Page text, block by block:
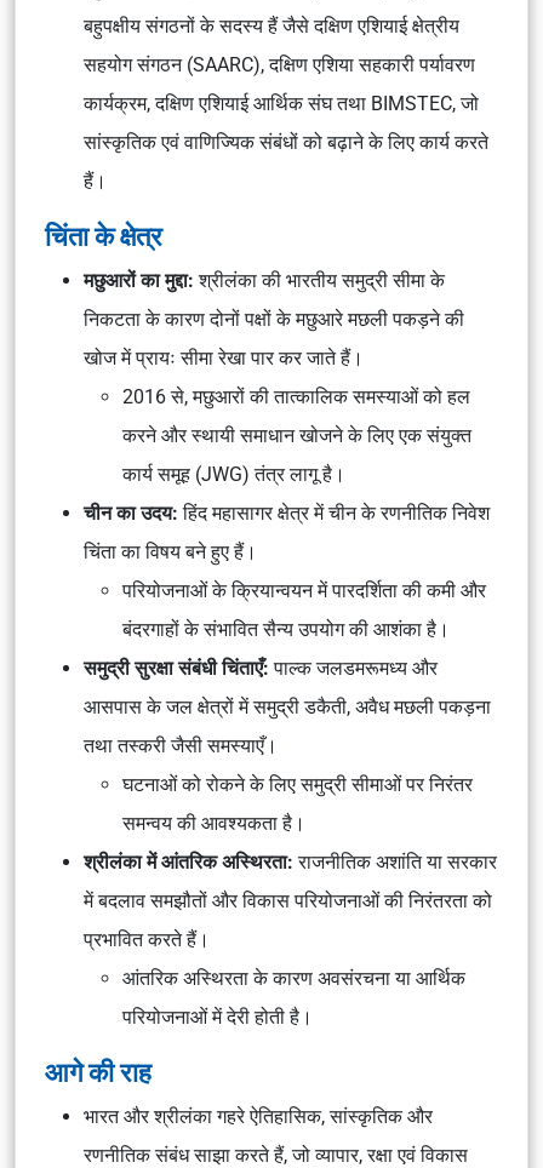
बहुपक्षीय संगठनों के सदस्य हैं जैसे दक्षिण एशियाई क्षेत्रीय
सहयोग संगठन (SAARC), दक्षिण एशिया सहकारी पर्यावरण
कार्यक्रम, दक्षिण एशियाई आर्थिक संघ तथा BIMSTEC, जो
सांस्कृतिक एवं वाणिज्यिक संबंधों को बढ़ाने के लिए कार्य करते
हैं।
चिंता के क्षेत्र
मछुआरों का मुद्दा: श्रीलंका की भारतीय समुद्री सीमा के
निकटता के कारण दोनों पक्षों के मछुआरे मछली पकड़ने की
खोज में प्रायः सीमा रेखा पार कर जाते हैं।
2016 से, मछुआरों की तात्कालिक समस्याओं को हल
करने और स्थायी समाधान खोजने के लिए एक संयुक्त
कार्य समूह (JWG) तंत्र लागू है।
चीन का उदय: हिंद महासागर क्षेत्र में चीन के रणनीतिक निवेश
चिंता का विषय बने हुए हैं।
परियोजनाओं के क्रियान्वयन में पारदर्शिता की कमी और
बंदरगाहों के संभावित सैन्य उपयोग की आशंका है।
समुद्री सुरक्षा संबंधी चिंताएँ: पाल्क जलडमरूमध्य और
आसपास के जल क्षेत्रों में समुद्री डकैती, अवैध मछली पकड़ना
तथा तस्करी जैसी समस्याएँ।
घटनाओं को रोकने के लिए समुद्री सीमाओं पर निरंतर
समन्वय की आवश्यकता है।
श्रीलंका में आंतरिक अस्थिरता: राजनीतिक अशांति या सरकार
में बदलाव समझौतों और विकास परियोजनाओं की निरंतरता को
प्रभावित करते हैं।
आंतरिक अस्थिरता के कारण अवसंरचना या आर्थिक
परियोजनाओं में देरी होती है।
आगे की राह
भारत और श्रीलंका गहरे ऐतिहासिक, सांस्कृतिक और
रणनीतिक संबंध साझा करते हैं, जो व्यापार, रक्षा एवं विकास